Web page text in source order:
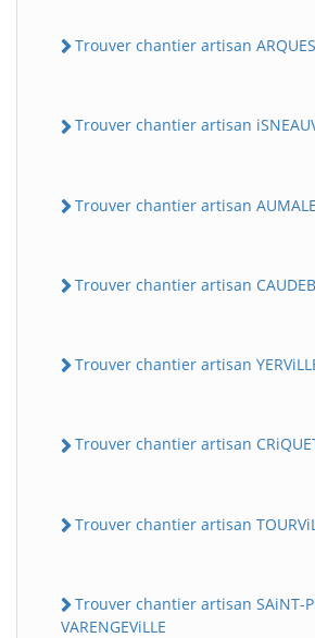
Trouver chantier artisan
Trouver chantier artisan
Trouver chantier artisan AUMALE
Trouver chantier artisan
Trouver chantier artisan
Trouver chantier artisan
Trouver chantier artisan
Trouver chantier artisan SAiNT-
VARENGEViLLE